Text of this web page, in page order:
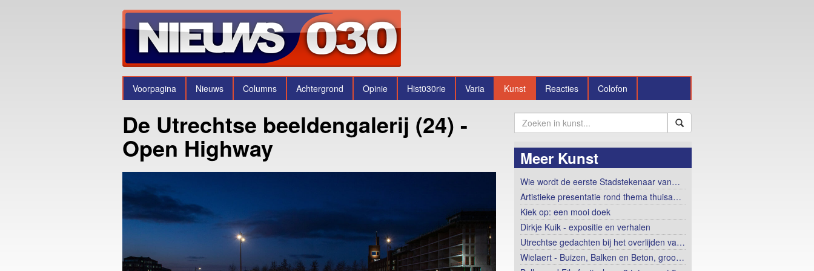
Voorpagina Nieuws Columns Achtergrond Opinie Hist030rie Varia Kunst Reacties Colofon
De Utrechtse beeldengalerij (24) -
Open Highway Meer Kunst
Wie wordt de eerste Stadstekenaar van…
Artistieke presentatie rond thema thuisa…
Kiek op: een mooi doek
Dirkje Kuik - expositie en verhalen
Utrechtse gedachten bij het overlijden va…
Wielaert - Buizen, Balken en Beton, groo…